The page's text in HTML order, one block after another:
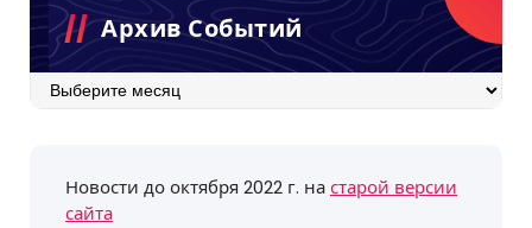
Архив Событий
Архив
Новости до октября 2022 г. настарой версии
сайта